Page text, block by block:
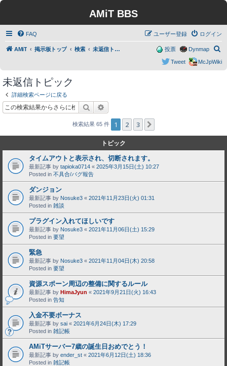
AMiT BBS
FAQ ログイン
ユーザー登録
AMiT 掲示板トップ 検索 未返信トピック
索
Dynmap
投票
McJpWiki
Tweet
未返信トピック
詳細検索ページに戻る
検索
検索結果 65 件 1 2 3
トピック
タイムアウトと表示され、切断されます。
最新記事 by tapioka0714 « 2025年3月15日(土) 10:27
Posted in 不具合/バグ報告
ダンジョン
最新記事 by Nosuke3 « 2021年11月23日(火) 01:31
Posted in 雑談
プラグイン入れてほしいです
最新記事 by Nosuke3 « 2021年11月06日(土) 15:29
Posted in 要望
緊急
最新記事 by Nosuke3 « 2021年11月04日(木) 20:58
Posted in 要望
資源スポーン周辺の整備に関するルール
最新記事 by HimaJyun « 2021年9月21日(火) 16:43
Posted in 告知
入金不要ボーナス
最新記事 by sai « 2021年6月24日(木) 17:29
Posted in 雑記帳
AMiTサーバー7歳の誕生日おめでとう！
最新記事 by ender_st « 2021年6月12日(土) 18:36
Posted in 雑記帳